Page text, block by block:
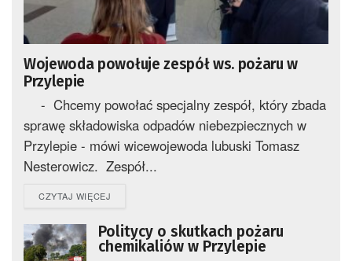
Wojewoda powołuje zespół ws. pożaru w
Przylepie
- Chcemy powołać specjalny zespół, który zbada
sprawę składowiska odpadów niebezpiecznych w
Przylepie - mówi wicewojewoda lubuski Tomasz
Nesterowicz. Zespół...
CZYTAJ WIĘCEJ
Politycy o skutkach pożaru
chemikaliów w Przylepie